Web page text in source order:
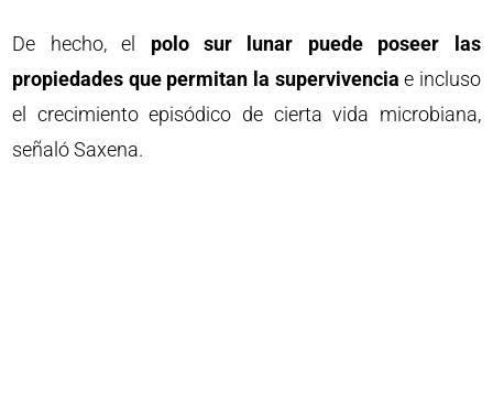
De hecho, el polo sur lunar puede poseer las
propiedades que permitan la supervivencia e incluso
el crecimiento episódico de cierta vida microbiana,
señaló Saxena.